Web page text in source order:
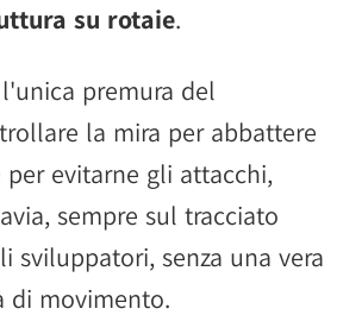
su rotaie.
premura del
la mira per abbattere
evitarne gli attacchi,
sempre sul tracciato
sviluppatori, senza una vera
di movimento.